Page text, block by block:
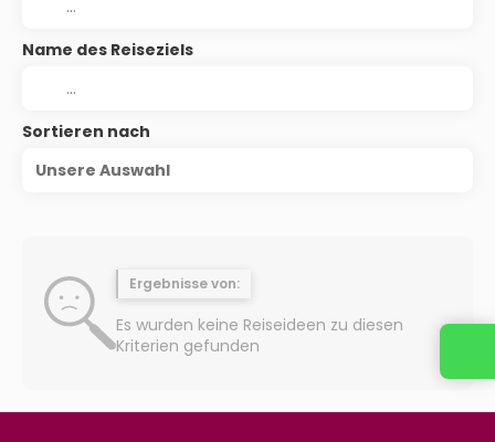
Name des Reiseziels
Sortieren nach
Unsere Auswahl
Ergebnisse von:
Es wurden keine Reiseideen zu diesen
Kriterien gefunden